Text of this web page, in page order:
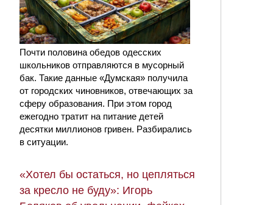
Почти половина обедов одесских
школьников отправляются в мусорный
бак. Такие данные «Думская» получила
от городских чиновников, отвечающих за
сферу образования. При этом город
ежегодно тратит на питание детей
десятки миллионов гривен. Разбирались
в ситуации.
«Хотел бы остаться, но цепляться
за кресло не буду»: Игорь